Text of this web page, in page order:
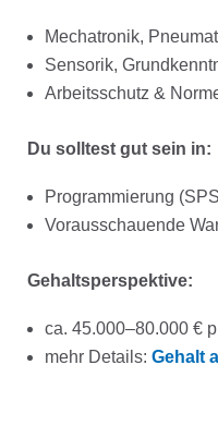
Mechatronik,
Sensorik,
Arbeitsschutz &
Du solltest gut sein in:
Programmierung
Vorausschauende
Gehaltsperspektive:
ca. 45.000–80.000 €
mehr Details: Gehalt